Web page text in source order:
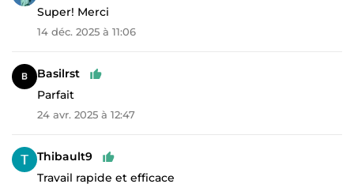
Super! Merci
14 déc. 2025 à 11:06
Basilrst
Parfait
24 avr. 2025 à 12:47
Thibault9
Travail rapide et efficace